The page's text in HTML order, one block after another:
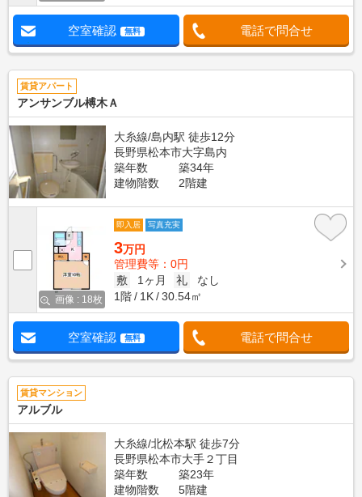
空室確認 無料 電話で問合せ
賃貸アパート
アンサンブル榑木Ａ
大糸線/島内駅 徒歩12分
長野県松本市大字島内
築年数
築34年
建物階数
2階建
画像 : 18枚
即入居 写真充実
3万円
管理費等：0円
敷
1ヶ月 礼
なし
1階
1K 30.54㎡
空室確認 無料 電話で問合せ
賃貸マンション
アルブル
大糸線/北松本駅 徒歩7分
長野県松本市大手２丁目
築年数
築23年
建物階数
5階建